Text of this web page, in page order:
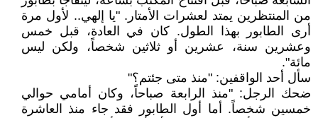
من المنتظرين يمتد لعشرات الأمتار. "يا إلهي.. لأول مرة
أرى الطابور بهذا الطول. كان في العادة، قبل خمس
وعشرين سنة، عشرين أو ثلاثين شخصاً، ولكن ليس
مائة".
سأل أحد الواقفين: "منذ متى جئتم؟"
ضحك الرجل: "منذ الرابعة صباحاً، وكان أمامي حوالي
خمسين شخصاً. أما أول الطابور فقد جاء منذ العاشرة